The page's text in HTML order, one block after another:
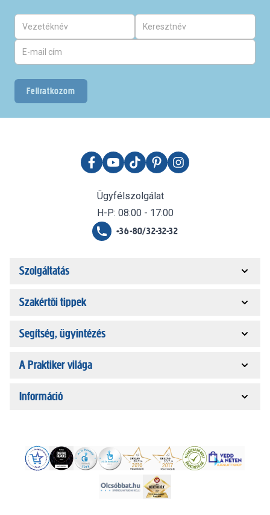
Feliratkozom
Ügyfélszolgálat
H-P: 08:00 - 17:00
+36-80/32-32-32
Szolgáltatás
Szakértői tippek
Segítség, ügyintézés
A Praktiker világa
Információ